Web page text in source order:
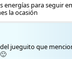
para seguir
la ocasión
jueguito que